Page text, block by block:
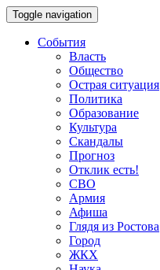
Toggle navigation
События
Власть
Общество
Острая ситуация
Политика
Образование
Культура
Скандалы
Прогноз
Отклик есть!
СВО
Армия
Афиша
Глядя из Ростова
Город
ЖКХ